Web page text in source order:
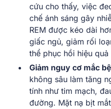
cứu cho thấy, việc
chế ánh sáng gây
REM được kéo dài
giấc ngủ, giảm rối
thể phục hồi hiệu
Giảm nguy cơ mắc
không sâu làm tăng
tính như tim mạch,
đường. Mặt nạ bịt